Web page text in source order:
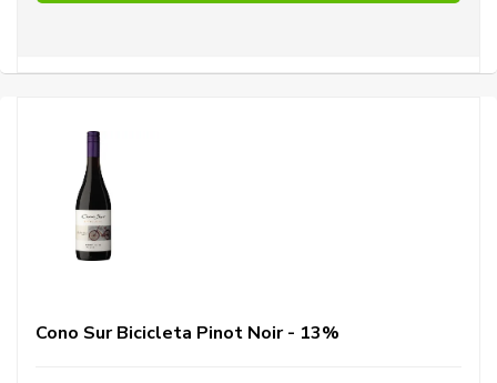
Cono Sur Bicicleta Pinot Noir - 13%